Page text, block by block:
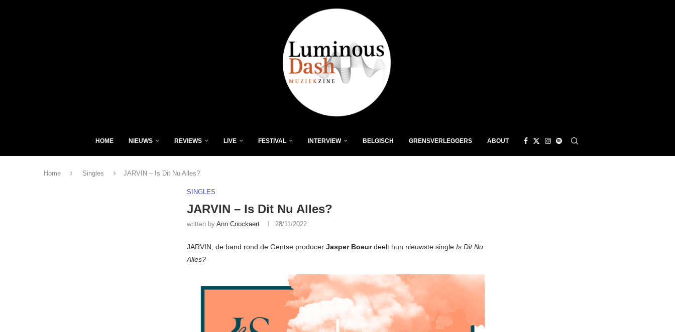
HOME NIEUWS REVIEWS LIVE FESTIVAL INTERVIEW BELGISCH GRENSVERLEGGERS ABOUT
Home Singles JARVIN – Is Dit Nu Alles?
SINGLES
JARVIN – Is Dit Nu Alles?
written by Ann Cnockaert 28/11/2022
JARVIN, de band rond de Gentse producer Jasper Boeurdeelt hun nieuwste single Is Dit Nu
Alles?